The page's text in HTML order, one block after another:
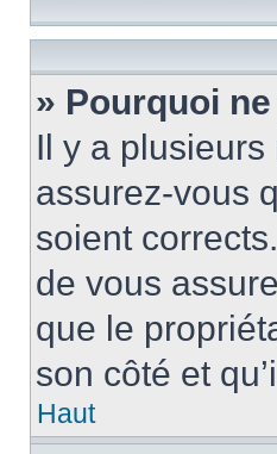
» Pourquoi
Il y a
assurez-vous
soient
de vous
que le
son côté et
Haut